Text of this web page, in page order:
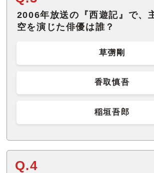
2006年放送の『西遊記』で、
空を演じた俳優は誰？
草彅剛
香取慎吾
稲垣吾郎
Q.4